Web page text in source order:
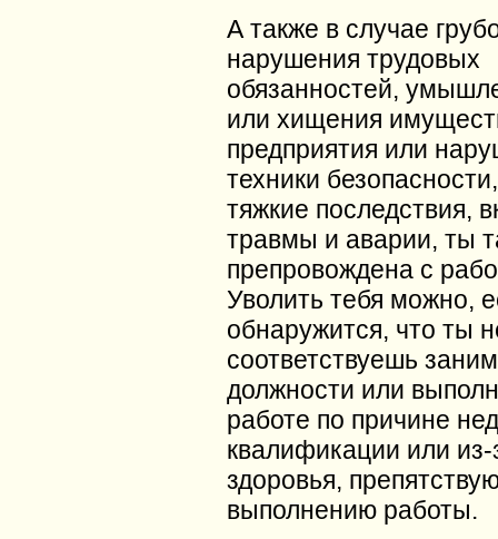
А также в случае
нарушения трудовых
обязанностей,
или хищения
предприятия или
техники
тяжкие последствия,
травмы и аварии, ты
препровождена с
Уволить тебя можно,
обнаружится, что ты
соответствуешь
должности или
работе по причине
квалификации или из-
здоровья,
выполнению работы.